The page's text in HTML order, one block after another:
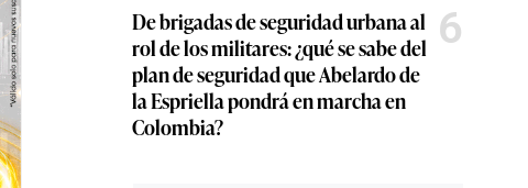
De brigadas de seguridad urbana al
rol de los militares: ¿qué se sabe del
plan de seguridad que Abelardo de
la Espriella pondrá en marcha en
Colombia?
6